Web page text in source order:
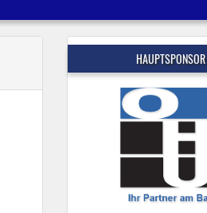
HAUPTSPONSOR